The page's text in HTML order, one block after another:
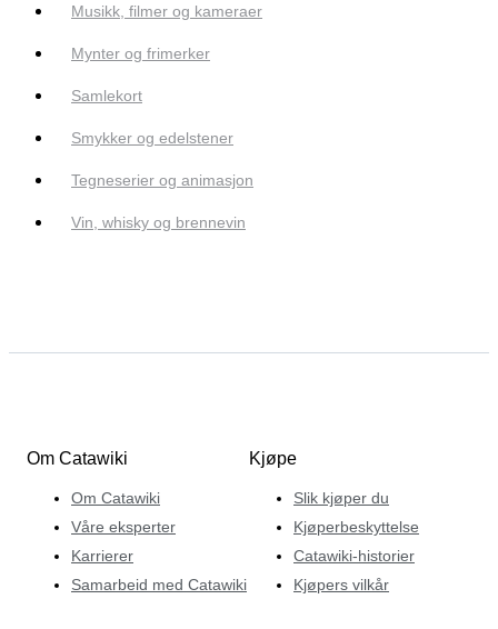
Musikk, filmer og kameraer
Mynter og frimerker
Samlekort
Smykker og edelstener
Tegneserier og animasjon
Vin, whisky og brennevin
Om Catawiki
Om Catawiki
Våre eksperter
Karrierer
Samarbeid med Catawiki
Kjøpe
Slik kjøper du
Kjøperbeskyttelse
Catawiki-historier
Kjøpers vilkår